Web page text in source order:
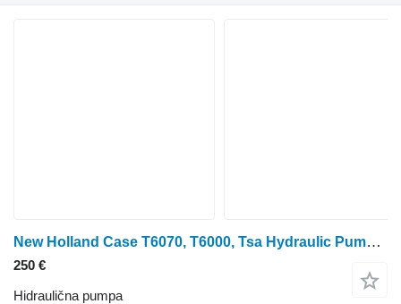
New Holland Case T6070, T6000, Tsa Hydraulic Pump 47135546, 87395822 hidraulična pumpa za T6070 traktora točkaša
250 €
Hidraulična pumpa